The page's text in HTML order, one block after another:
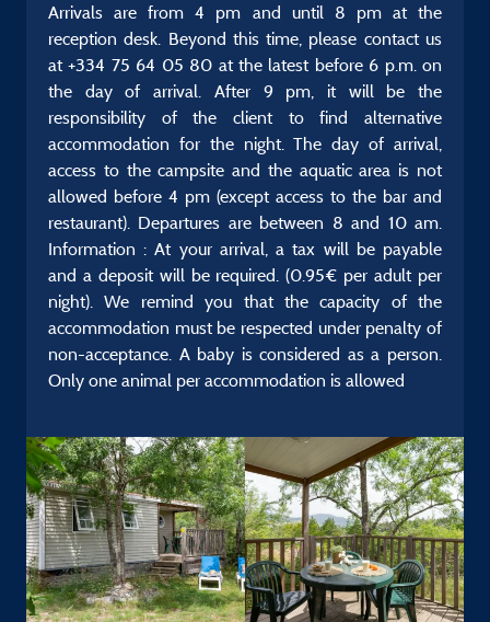
Arrivals are from 4 pm and until 8 pm at the
reception desk. Beyond this time, please contact us
at +334 75 64 05 80 at the latest before 6 p.m. on
the day of arrival. After 9 pm, it will be the
responsibility of the client to find alternative
accommodation for the night. The day of arrival,
access to the campsite and the aquatic area is not
allowed before 4 pm (except access to the bar and
restaurant). Departures are between 8 and 10 am.
Information : At your arrival, a tax will be payable
and a deposit will be required. (0.95€ per adult per
night). We remind you that the capacity of the
accommodation must be respected under penalty of
non-acceptance. A baby is considered as a person.
Only one animal per accommodation is allowed